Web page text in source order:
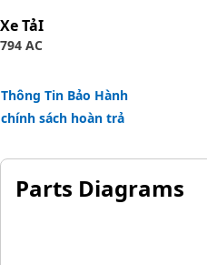
Xe TảI
794 AC
Thông Tin Bảo Hành
chính sách hoàn trả
Parts Diagrams